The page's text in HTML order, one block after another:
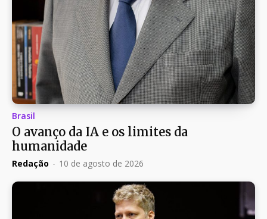
Brasil
O avanço da IA e os limites da
humanidade
Redação - 10 de agosto de 2026